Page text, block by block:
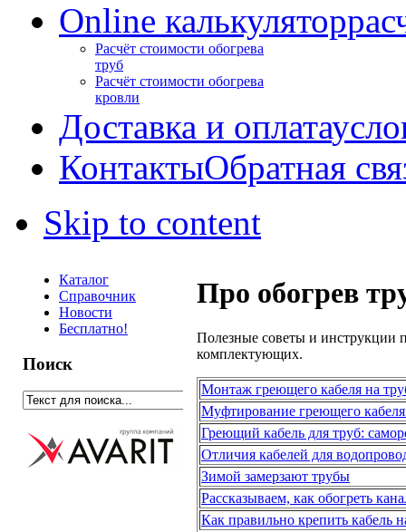
Online калькулятор
Расчёт стоимости обогрева
труб
Расчёт стоимости обогрева
кровли
Доставка и оплата
КонтактыОбратная
Skip to content
Про обогрев
Полезные советы и инструкции
комплектующих.
Монтаж греющего кабеля на
Муфтирование греющего кабеля
Греющий кабель для труб:
Отличия кабелей для
Зимой замерзают трубы
Рассказываем, как обогреть
Как правильно крепить кабель
Каталог
Справочник
Новости
Бесплатно!
Поиск